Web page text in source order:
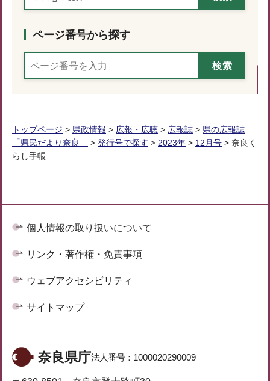
ページ番号から探す
トップページ > 県政情報 > 広報・広聴 > 広報誌 > 県の広報誌
「県民だより奈良」
> 発行号で探す > 2023年 > 12月号 > 奈良く
らし手帳
個人情報の取り扱いについて
リンク・著作権・免責事項
ウェブアクセシビリティ
サイトマップ
奈良県庁法人番号： 1000020290009